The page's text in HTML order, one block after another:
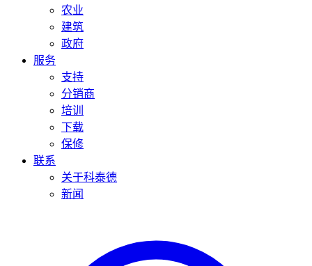
农业
建筑
政府
服务
支持
分销商
培训
下载
保修
联系
关于科泰德
新闻